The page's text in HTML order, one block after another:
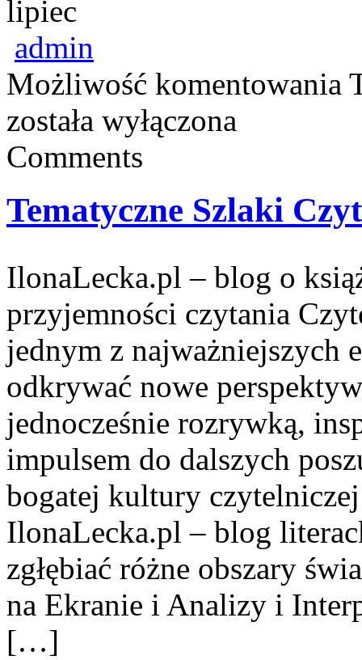
lipiec
admin
Możliwość komentowania
została wyłączona
Comments
Tematyczne Szlaki
IlonaLecka.pl – blog o
przyjemności czytania
jednym z najważniejszych
odkrywać nowe
jednocześnie rozrywką,
impulsem do dalszych
bogatej kultury
IlonaLecka.pl – blog
zgłębiać różne obszary
na Ekranie i Analizy i
[…]